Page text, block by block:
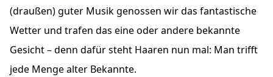
(draußen) guter Musik genossen wir das fantastische
Wetter und trafen das eine oder andere bekannte
Gesicht – denn dafür steht Haaren nun mal: Man trifft
jede Menge alter Bekannte.